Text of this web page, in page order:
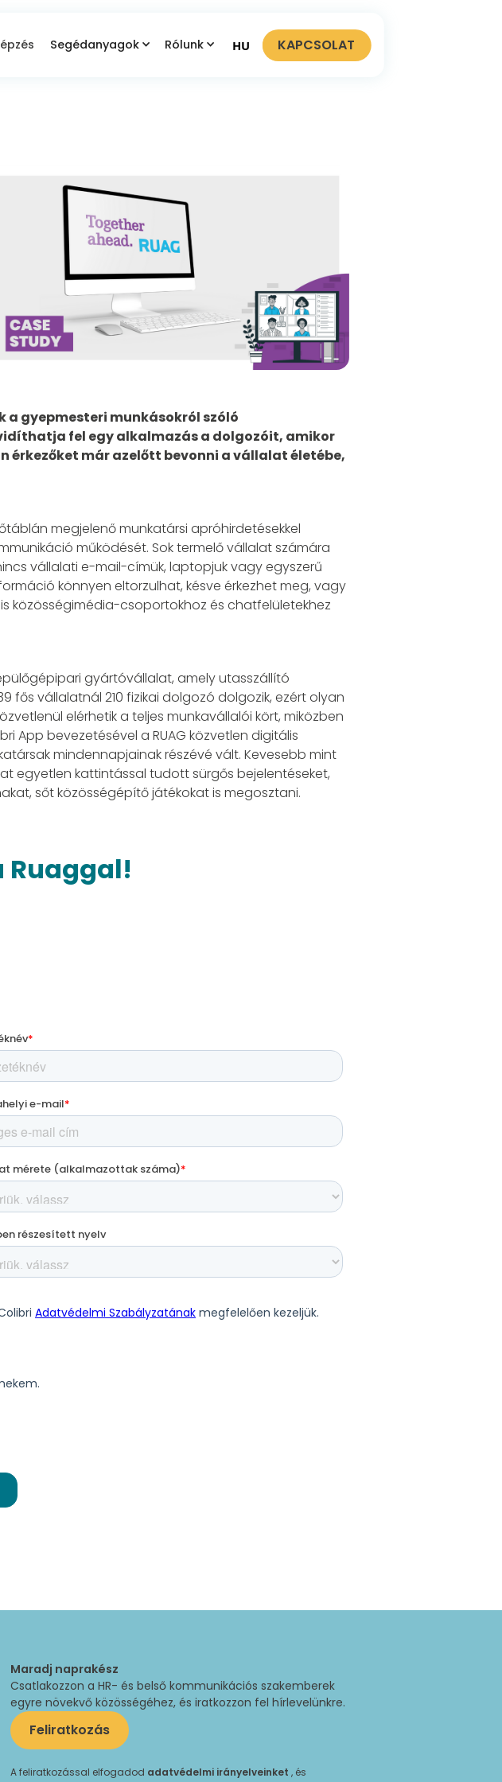
Segédanyagok Rólunk HU KAPCSOLAT
a gyepmesteri munkásokról szóló
fel egy alkalmazás a dolgozóit, amikor
érkezőket már azelőtt bevonni a vállalat életébe,
megjelenő munkatársi apróhirdetésekkel
működését. Sok termelő vállalat számára
vállalati e-mail-címük, laptopjuk vagy egyszerű
könnyen eltorzulhat, késve érkezhet meg, vagy
közösségimédia-csoportokhoz és chatfelületekhez
gyártóvállalat, amely utasszállító
fős vállalatnál 210 fizikai dolgozó dolgozik, ezért olyan
elérhetik a teljes munkavállalói kört, miközben
App bevezetésével a RUAG közvetlen digitális
mindennapjainak részévé vált. Kevesebb mint
egyetlen kattintással tudott sürgős bejelentéseket,
sőt közösségépítő játékokat is megosztani.
Ruaggal!
Maradj naprakész
Csatlakozzon a HR- és belső kommunikációs szakemberek
egyre növekvő közösségéhez, és iratkozzon fel hírlevelünkre.
Feliratkozás
A feliratkozással elfogadod adatvédelmi irányelveinket , és